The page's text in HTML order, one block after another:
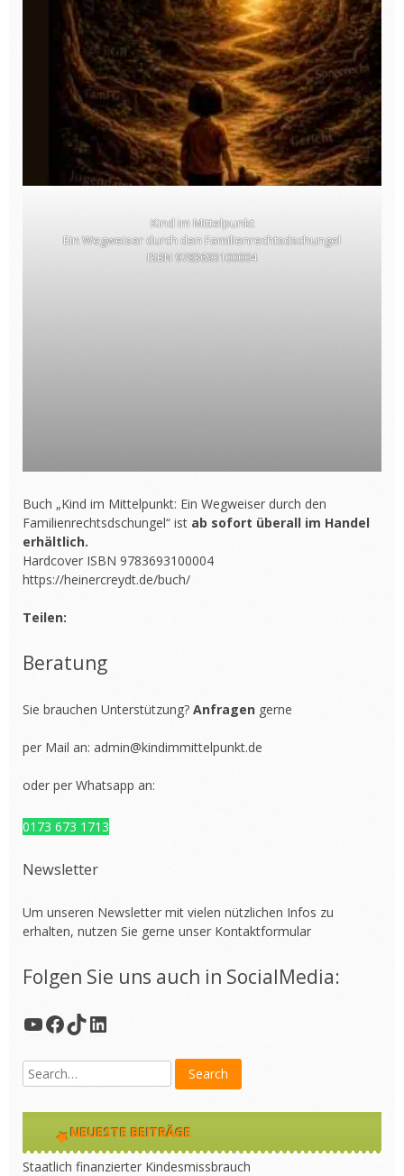
Kind im Mittelpunkt
Ein Wegweiser durch den Familienrechtsdschungel
ISBN 9783693100004
Buch „Kind im Mittelpunkt: Ein Wegweiser durch den
Familienrechtsdschungel“ ist ab sofort überall im Handel
erhältlich.
Hardcover ISBN 9783693100004
https://heinercreydt.de/buch/
Teilen:
Beratung
Sie brauchen Unterstützung? Anfragen gerne
per Mail an: admin@kindimmittelpunkt.de
oder per Whatsapp an:
0173 673 1713
Newsletter
Um unseren Newsletter mit vielen nützlichen Infos zu
erhalten, nutzen Sie gerne unser Kontaktformular
Folgen Sie uns auch in SocialMedia:
YouTube
Facebook
TikTok
LinkedIn
NEUESTE BEITRÄGE
Staatlich finanzierter Kindesmissbrauch